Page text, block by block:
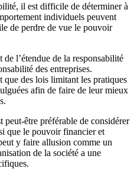
il est difficile de déterminer à
individuels peuvent
de perdre de vue le pouvoir
l’étendue de la responsabilité
des entreprises.
des lois limitant les pratiques
afin de faire de leur mieux
être préférable de considérer
que le pouvoir financier et
y faire allusion comme un
de la société a une